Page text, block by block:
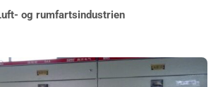
og rumfartsindustrien